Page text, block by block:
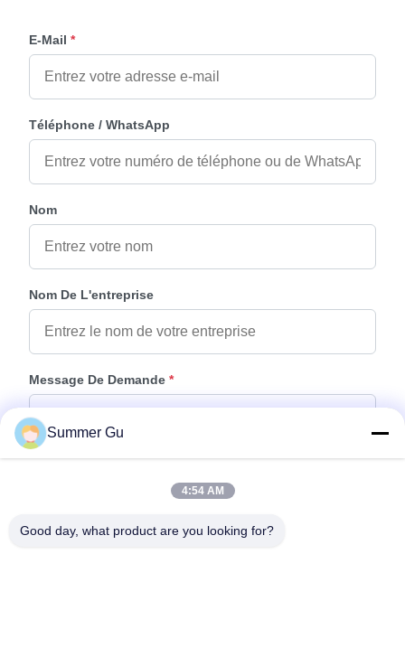
E-Mail *
Téléphone / WhatsApp
Nom
Nom De L'entreprise
Message De Demande *
Joindre Des Fichiers
Summer Gu
4:54 AM
Good day, what product are you looking for?